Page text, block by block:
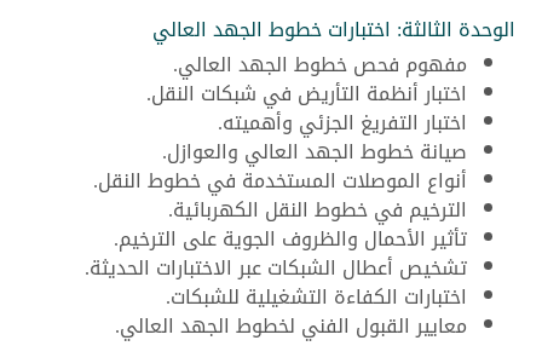
الوحدة الثالثة: اختبارات خطوط الجهد العالي
مفهوم فحص خطوط الجهد العالي.
اختبار أنظمة التأريض في شبكات النقل.
اختبار التفريغ الجزئي وأهميته.
صيانة خطوط الجهد العالي والعوازل.
أنواع الموصلات المستخدمة في خطوط النقل.
الترخيم في خطوط النقل الكهربائية.
تأثير الأحمال والظروف الجوية على الترخيم.
تشخيص أعطال الشبكات عبر الاختبارات الحديثة.
اختبارات الكفاءة التشغيلية للشبكات.
معايير القبول الفني لخطوط الجهد العالي.